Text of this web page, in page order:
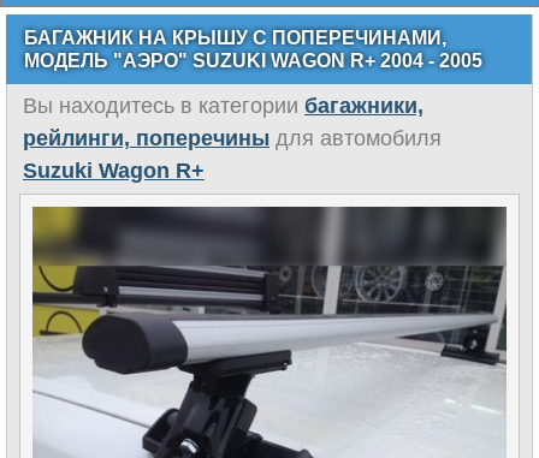
БАГАЖНИК НА КРЫШУ С ПОПЕРЕЧИНАМИ,
МОДЕЛЬ "АЭРО" SUZUKI WAGON R+ 2004 - 2005
Вы находитесь в категории багажники,
рейлинги, поперечины для автомобиля
Suzuki Wagon R+